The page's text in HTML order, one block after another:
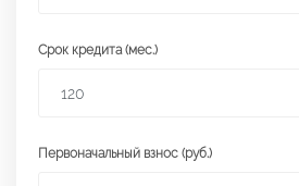
Срок кредита (мес.)
Первоначальный взнос (руб.)